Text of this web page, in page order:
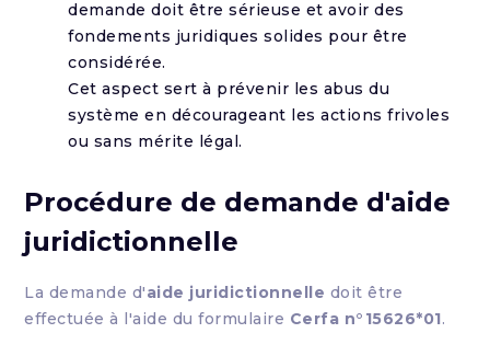
demande doit être sérieuse et avoir des
fondements juridiques solides pour être
considérée.
Cet aspect sert à prévenir les abus du
système en décourageant les actions frivoles
ou sans mérite légal.
Procédure de demande d'aide
juridictionnelle
La demande d'aide juridictionnelle doit être
effectuée à l'aide du formulaire Cerfa n°15626*01.